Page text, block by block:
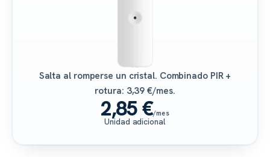
Salta al romperse un cristal. Combinado PIR +
rotura: 3,39 €/mes.
2,85 €/mes
Unidad adicional